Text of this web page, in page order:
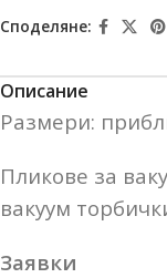
Споделяне:
Описание
Размери:
Пликове за
вакуум
Заявки